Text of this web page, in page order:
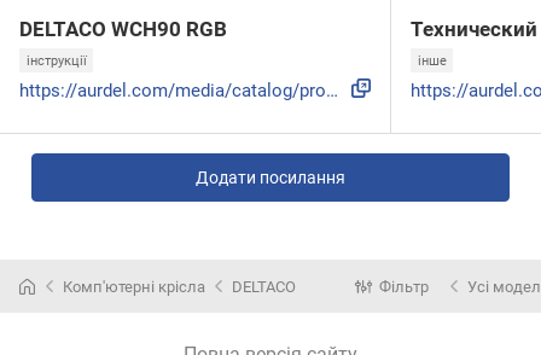
DELTACO WCH90 RGB
інструкції
https://aurdel.com/media/catalog/product/G/A/GAM_080_W_MANU...
інше
Додати посилання
Комп'ютерні крісла DELTACO Фільтр Усі